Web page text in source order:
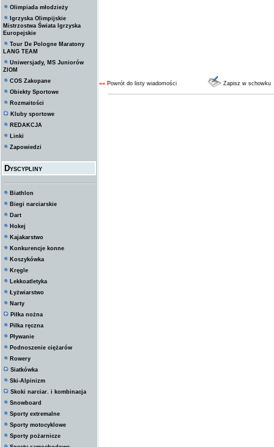
Olimpiada młodzieży
Igrzyska Olimpijskie
Mistrzostwa Świata Igrzyska
Europejskie
Tour De Pologne Maratony
LANG TEAM
Uniwersjady, MS Juniorów
ZIOM
COS Zakopane
Obiekty Sportowe
Rozmaitości
Kluby sportowe
REDAKCJA
Linki
Zapowiedzi
Dyscypliny
Biathlon
Biegi narciarskie
Dart
Hokej
Kajakarstwo
Konkurencje konne
Koszykówka
Kręgle
Lekkoatletyka
Łyżwiarstwo
Narty
Piłka nożna
Piłka ręczna
Pływanie
Podnoszenie ciężarów
Rowery
Siatkówka
Ski-Alpinizm
Skoki narciar. i kombinacja
Snowboard
Sporty extremalne
Sporty motocyklowe
Sporty pożarnicze
«« Powrót do listy wiadomości Zapisz w schowku